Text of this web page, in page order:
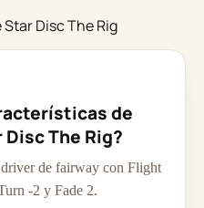
Disc The Rig
de
The Rig?
de fairway con Flight
-2 y Fade 2.